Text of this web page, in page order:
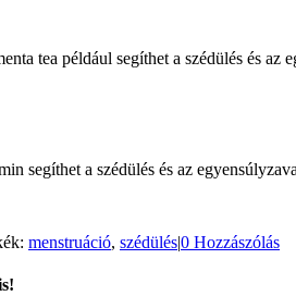
tea például segíthet a szédülés és az
segíthet a szédülés és az
menstruáció, szédülés|0 Hozzászólás